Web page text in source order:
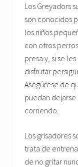
Los Greyadors
son conocidos
los niños
con otros
presa y, si se
disfrutar
Asegúrese de
puedan
corriendo.
Los grisadores
trata de
de no gritar